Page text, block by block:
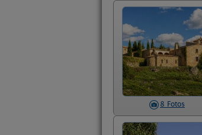
8 Fotos